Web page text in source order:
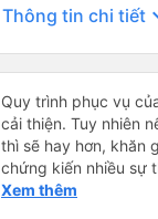
Thông tin chi tiết
Quy trình phục vụ
cải thiện. Tuy nhiên
thì sẽ hay hơn, khăn
chứng kiến nhiều sự
rồi: tài xế và phụ xe
Xem thêm